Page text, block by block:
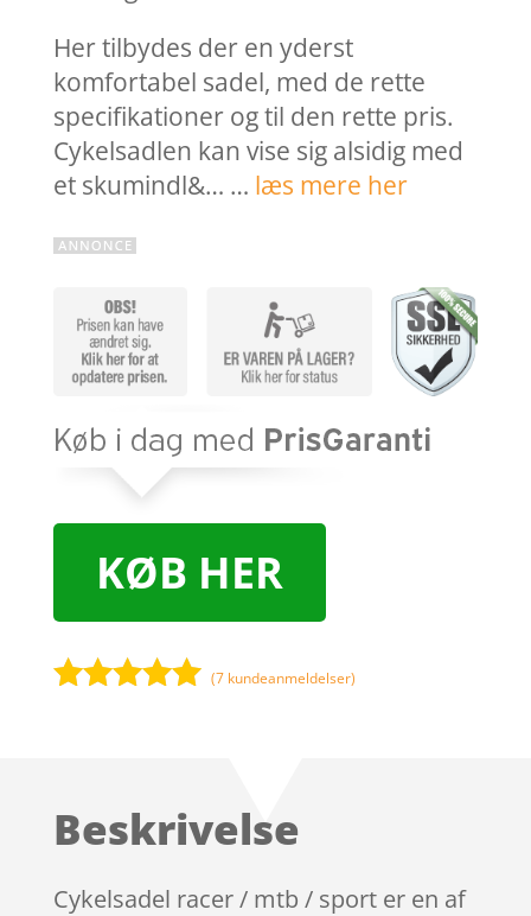
Her tilbydes der en yderst
komfortabel sadel, med de rette
specifikationer og til den rette pris.
Cykelsadlen kan vise sig alsidig med
et skumindl&… … læs mere her
KØB HER
kundebedøm
(7 kundeanmeldelser)
Beskrivelse
Cykelsadel racer / mtb / sport er en af